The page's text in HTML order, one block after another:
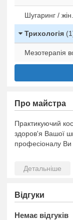
Шугаринг / жін.
Трихологія
Мезотерапія
Про майстра
Практикуючий
здоров'я Вашої
професіоналу Ви
Відгуки
Немає відгуків